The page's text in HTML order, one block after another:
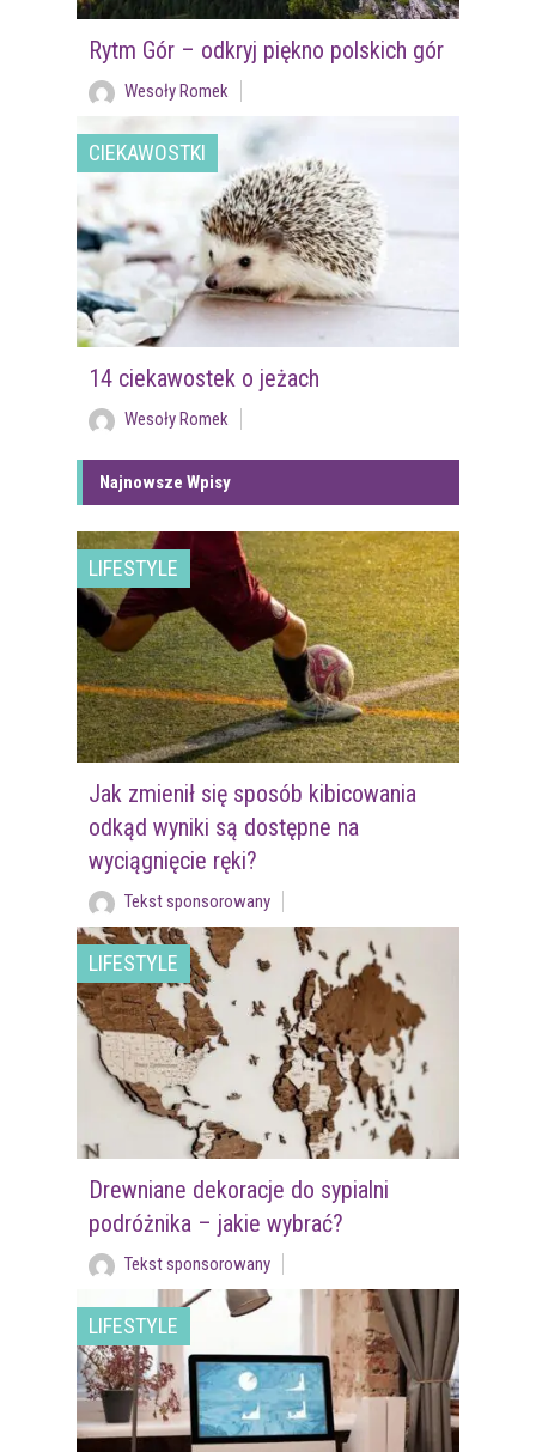
Rytm Gór – odkryj piękno polskich gór
Wesoły Romek
CIEKAWOSTKI
14 ciekawostek o jeżach
Wesoły Romek
Najnowsze Wpisy
LIFESTYLE
Jak zmienił się sposób kibicowania
odkąd wyniki są dostępne na
wyciągnięcie ręki?
Tekst sponsorowany
LIFESTYLE
Drewniane dekoracje do sypialni
podróżnika – jakie wybrać?
Tekst sponsorowany
LIFESTYLE